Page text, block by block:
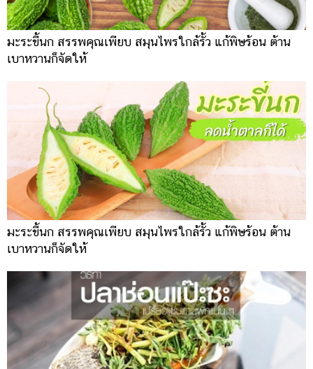
มะระขี้นก สรรพคุณเพียบ สมุนไพรใกล้รั้ว แก้พิษร้อน ต้าน
เบาหวานก็จัดให้
มะระขี้นก สรรพคุณเพียบ สมุนไพรใกล้รั้ว แก้พิษร้อน ต้าน
เบาหวานก็จัดให้